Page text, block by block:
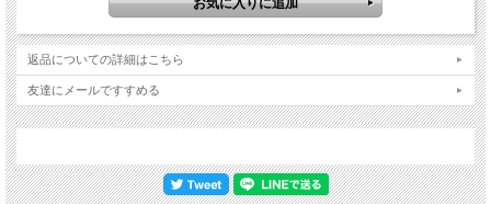
返品についての詳細はこちら
友達にメールですすめる